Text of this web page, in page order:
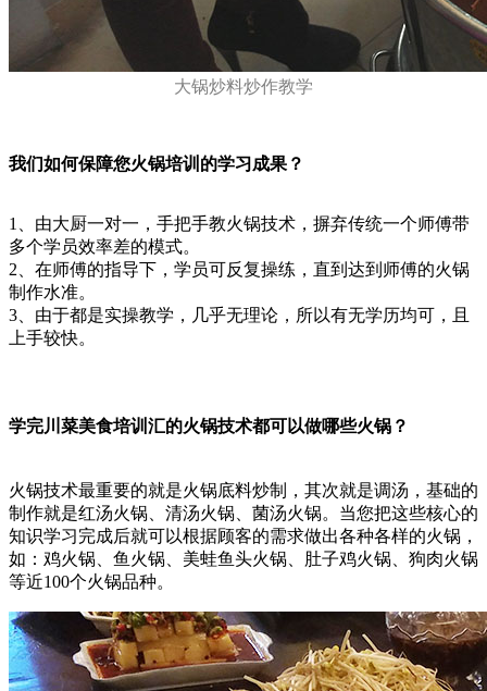
大锅炒料炒作教学
我们如何保障您火锅培训的学习成果？
1、由大厨一对一，手把手教火锅技术，摒弃传统一个师傅带
多个学员效率差的模式。
2、在师傅的指导下，学员可反复操练，直到达到师傅的火锅
制作水准。
3、由于都是实操教学，几乎无理论，所以有无学历均可，且
上手较快。
学完川菜美食培训汇的火锅技术都可以做哪些火锅？
火锅技术最重要的就是火锅底料炒制，其次就是调汤，基础的
制作就是红汤火锅、清汤火锅、菌汤火锅。当您把这些核心的
知识学习完成后就可以根据顾客的需求做出各种各样的火锅，
如：鸡火锅、鱼火锅、美蛙鱼头火锅、肚子鸡火锅、狗肉火锅
等近100个火锅品种。